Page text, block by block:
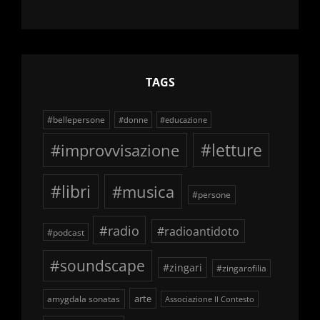
TAGS
#bellepersone #donne #educazione
#improvvisazione
#letture
#libri
#musica #persone
#podcast #radio #radioantidoto
#soundscape #zingari #zingarofilia
amygdala sonatas arte Associazione Il Contesto